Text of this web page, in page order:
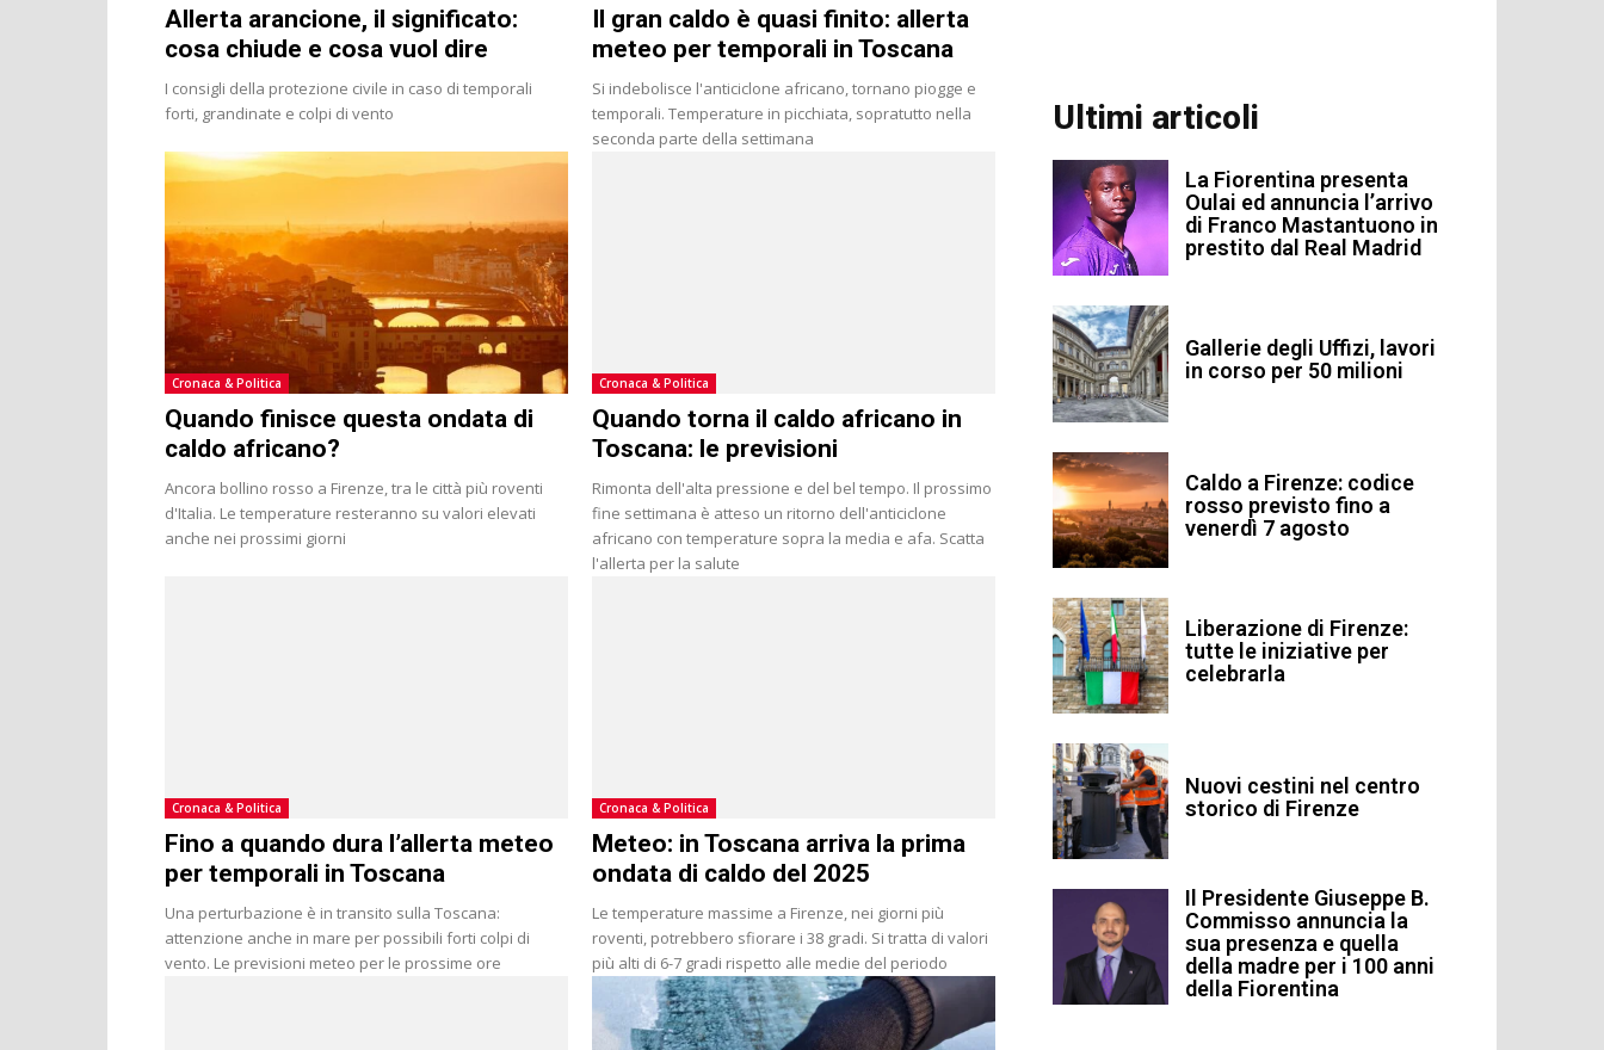
Allerta arancione, il significato:
cosa chiude e cosa vuol dire
I consigli della protezione civile in caso di temporali
forti, grandinate e colpi di vento
Il gran caldo è quasi finito: allerta
meteo per temporali in Toscana
Si indebolisce l'anticiclone africano, tornano piogge e
temporali. Temperature in picchiata, sopratutto nella
seconda parte della settimana
Cronaca & Politica
Quando finisce questa ondata di
caldo africano?
Ancora bollino rosso a Firenze, tra le città più roventi
d'Italia. Le temperature resteranno su valori elevati
anche nei prossimi giorni
Cronaca & Politica
Quando torna il caldo africano in
Toscana: le previsioni
Rimonta dell'alta pressione e del bel tempo. Il prossimo
fine settimana è atteso un ritorno dell'anticiclone
africano con temperature sopra la media e afa. Scatta
l'allerta per la salute
Cronaca & Politica
Fino a quando dura l’allerta meteo
per temporali in Toscana
Una perturbazione è in transito sulla Toscana:
attenzione anche in mare per possibili forti colpi di
vento. Le previsioni meteo per le prossime ore
Cronaca & Politica
Meteo: in Toscana arriva la prima
ondata di caldo del 2025
Le temperature massime a Firenze, nei giorni più
roventi, potrebbero sfiorare i 38 gradi. Si tratta di valori
più alti di 6-7 gradi rispetto alle medie del periodo
Ultimi articoli
La Fiorentina presenta
Oulai ed annuncia l’arrivo
di Franco Mastantuono in
prestito dal Real Madrid
Gallerie degli Uffizi, lavori
in corso per 50 milioni
Caldo a Firenze: codice
rosso previsto fino a
venerdì 7 agosto
Liberazione di Firenze:
tutte le iniziative per
celebrarla
Nuovi cestini nel centro
storico di Firenze
Il Presidente Giuseppe B.
Commisso annuncia la
sua presenza e quella
della madre per i 100 anni
della Fiorentina